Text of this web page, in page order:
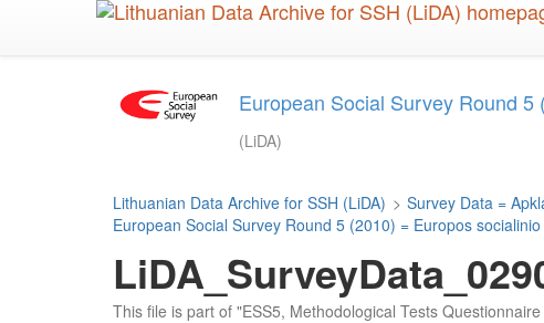
European Social Survey Round
(LiDA)
Lithuanian Data Archive for SSH (LiDA) > Survey Data =
European Social Survey Round 5 (2010) = Europos
This file is part of "ESS5, Methodological Tests